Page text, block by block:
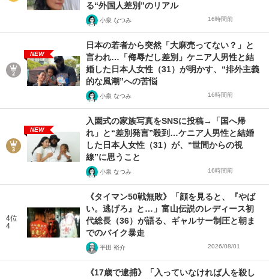
る“外国人差別”のリアル
小泉 なつみ 16時間前
NEW
日本の若者から突然「大麻売ってない？」と
言われ…「侮辱だし差別」ケニア人男性と結
婚した日本人女性（31）が明かす、“排外主義
的な風潮”への苦悩
小泉 なつみ 16時間前
NEW
入園式の家族写真をSNSに投稿→「国へ帰
れ」と“差別発言”殺到…ケニア人男性と結婚
した日本人女性（31）が、“世間からの視
線”に思うこと
小泉 なつみ 16時間前
4位
4
《タイマン50戦無敗》「顔を見ると、『やば
い。逃げろ』と…」富山伝説のレディース初
代総長（36）が語る、ギャルサー制圧と朝ま
でのバイク暴走
平田 裕介 2026/08/01
《17歳で逮捕》「入っていなければ人を殺し